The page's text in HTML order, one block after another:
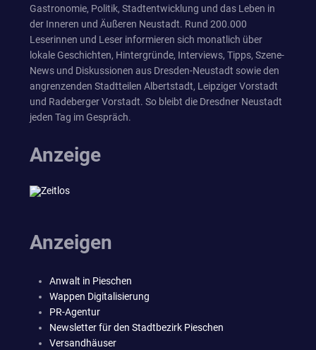
Gastronomie, Politik, Stadtentwicklung und das Leben in
der Inneren und Äußeren Neustadt. Rund 200.000
Leserinnen und Leser informieren sich monatlich über
lokale Geschichten, Hintergründe, Interviews, Tipps, Szene-
News und Diskussionen aus Dresden-Neustadt sowie den
angrenzenden Stadtteilen Albertstadt, Leipziger Vorstadt
und Radeberger Vorstadt. So bleibt die Dresdner Neustadt
jeden Tag im Gespräch.
Anzeige
Anzeigen
Anwalt in Pieschen
Wappen Digitalisierung
PR-Agentur
Newsletter für den Stadtbezirk Pieschen
Versandhäuser